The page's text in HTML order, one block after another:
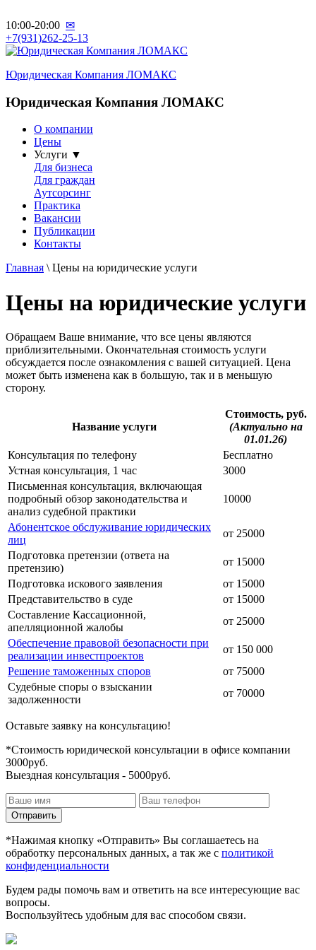
10:00-20:00 ✉
+7(931)262-25-13
Юридическая Компания ЛОМАКС
Юридическая Компания ЛОМАКС
О компании
Цены
Услуги ▼
Для бизнеса
Для граждан
Аутсорсинг
Практика
Вакансии
Публикации
Контакты
Главная \ Цены на юридические услуги
Цены на юридические услуги
Обращаем Ваше внимание, что все цены являются
приблизительными. Окончательная стоимость услуги
обсуждается после ознакомления с вашей ситуацией. Цена
может быть изменена как в большую, так и в меньшую
сторону.
Название услуги
Стоимость, руб.
(Актуально на
01.01.26)
Консультация по телефону
Бесплатно
Устная консультация, 1 час
3000
Письменная консультация, включающая
подробный обзор законодательства и
анализ судебной практики
10000
Абонентское обслуживание юридических
лиц
от 25000
Подготовка претензии (ответа на
претензию)
от 15000
Подготовка искового заявления
от 15000
Представительство в суде
от 15000
Составление Кассационной,
апелляционной жалобы
от 25000
Обеспечение правовой безопасности при
реализации инвестпроектов
от 150 000
Решение таможенных споров
от 75000
Судебные споры о взыскании
задолженности
от 70000
Оставьте заявку на консультацию!
*Стоимость юридической консультации в офисе компании
3000руб.
Выездная консультация - 5000руб.
*Нажимая кнопку «Отправить» Вы соглашаетесь на
обработку персональных данных, а так же с политикой
конфиденциальности
Будем рады помочь вам и ответить на все интересующие вас
вопросы.
Воспользуйтесь удобным для вас способом связи.